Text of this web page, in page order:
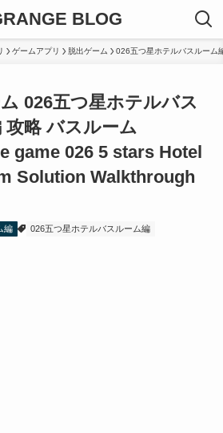
BLOG
ゲームアプリ 脱出ゲーム 026五つ星ホテルバスルーム
026五つ星ホテルバス
攻略 バスルーム
game 026 5 stars Hotel
Solution Walkthrough
編 026五つ星ホテルバスルーム編